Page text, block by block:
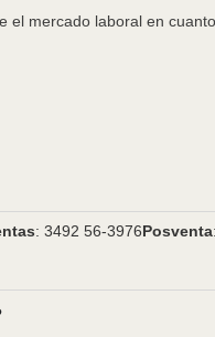
el mercado laboral en
: 3492 56-3976Posventa